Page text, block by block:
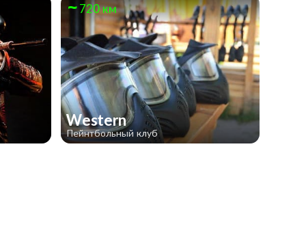
720 км
Western
Пейнтбольный клуб